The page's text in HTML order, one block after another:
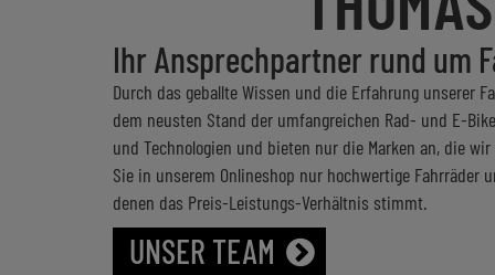
Ihr Ansprechpartner rund um
Durch das geballte Wissen und die Erfahrung unserer
dem neusten Stand der umfangreichen Rad- und E-
und Technologien und bieten nur die Marken an, die
Sie in unserem Onlineshop nur hochwertige Fahrräder
denen das Preis-Leistungs-Verhältnis stimmt.
UNSER TEAM